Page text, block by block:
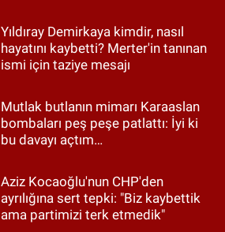
Yıldıray Demirkaya kimdir, nasıl
hayatını kaybetti? Merter'in tanınan
ismi için taziye mesajı
Mutlak butlanın mimarı Karaaslan
bombaları peş peşe patlattı: İyi ki
bu davayı açtım…
Aziz Kocaoğlu'nun CHP'den
ayrılığına sert tepki: "Biz kaybettik
ama partimizi terk etmedik"